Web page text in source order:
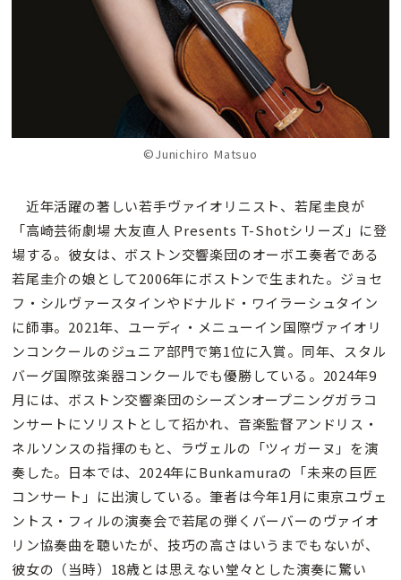
©Junichiro Matsuo
近年活躍の著しい若手ヴァイオリニスト、若尾圭良が
「高崎芸術劇場 大友直人 Presents T-Shotシリーズ」に登
場する。彼女は、ボストン交響楽団のオーボエ奏者である
若尾圭介の娘として2006年にボストンで生まれた。ジョセ
フ・シルヴァースタインやドナルド・ワイラーシュタイン
に師事。2021年、ユーディ・メニューイン国際ヴァイオリ
ンコンクールのジュニア部門で第1位に入賞。同年、スタル
バーグ国際弦楽器コンクールでも優勝している。2024年9
月には、ボストン交響楽団のシーズンオープニングガラコ
ンサートにソリストとして招かれ、音楽監督アンドリス・
ネルソンスの指揮のもと、ラヴェルの「ツィガーヌ」を演
奏した。日本では、2024年にBunkamuraの「未来の巨匠
コンサート」に出演している。筆者は今年1月に東京ユヴェ
ントス・フィルの演奏会で若尾の弾くバーバーのヴァイオ
リン協奏曲を聴いたが、技巧の高さはいうまでもないが、
彼女の（当時）18歳とは思えない堂々とした演奏に驚い